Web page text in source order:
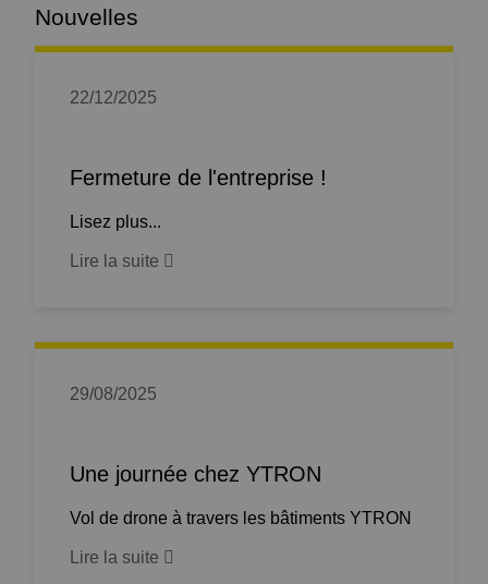
Nouvelles
22/12/2025
Fermeture de l'entreprise !
Lisez plus...
Lire la suite
29/08/2025
Une journée chez YTRON
Vol de drone à travers les bâtiments YTRON
Lire la suite